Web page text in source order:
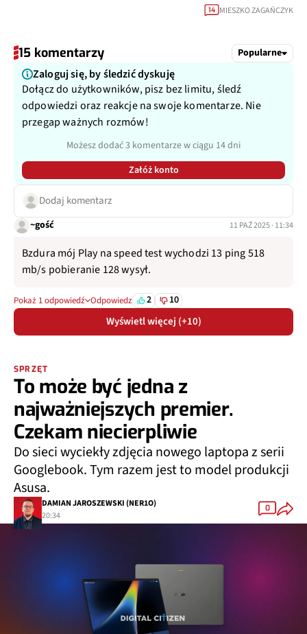
14 MIESZKO ZAGAŃCZYK
15 komentarzy Popularne
Zaloguj się, by śledzić dyskuję
Dołącz do użytkowników, pisz bez limitu, śledź
odpowiedzi oraz reakcje na swoje komentarze. Nie
przegap ważnych rozmów!
Możesz dodać 3 komentarze w ciągu 14 dni
Załóż konto
Dodaj komentarz
~gość 11 PAŹ 2025 · 11:34
Bzdura mój Play na speed test wychodzi 13 ping 518
mb/s pobieranie 128 wysył.
Pokaż 1 odpowiedź Odpowiedz 2 10
Wyświetl więcej (+10)
SPRZĘT
To może być jedna z
najważniejszych premier.
Czekam niecierpliwie
Do sieci wyciekły zdjęcia nowego laptopa z serii
Googlebook. Tym razem jest to model produkcji
Asusa.
DAMIAN JAROSZEWSKI (NER1O)
20:34
0